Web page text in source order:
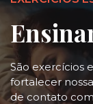
São exercícios
fortalecer
de contato